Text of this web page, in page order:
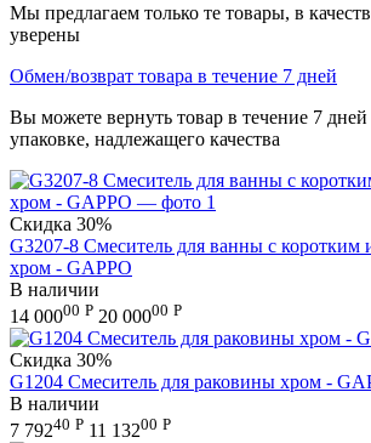
Мы предлагаем только те товары, в
уверены
Обмен/возврат товара в течение 7 дней
Вы можете вернуть товар в течение 7 дней
упаковке, надлежащего качества
Скидка 30%
G3207-8 Смеситель для ванны с коротким
хром - GAPPO
В наличии
14 00000 Р 20 00000 Р
Скидка 30%
G1204 Смеситель для раковины хром -
В наличии
7 79240 Р 11 13200 Р